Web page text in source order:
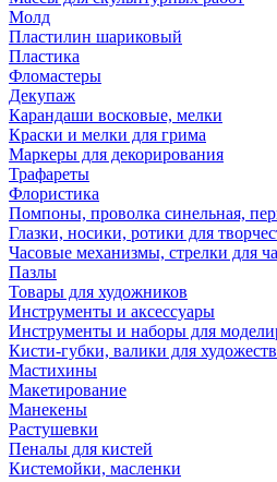
Молд
Пластилин шариковый
Пластика
Фломастеры
Декупаж
Карандаши восковые, мелки
Краски и мелки для грима
Маркеры для декорирования
Трафареты
Флористика
Помпоны, проволка синельная,
Глазки, носики, ротики для
Часовые механизмы, стрелки для
Пазлы
Товары для художников
Инструменты и аксессуары
Инструменты и наборы для
Кисти-губки, валики для
Мастихины
Макетирование
Манекены
Растушевки
Пеналы для кистей
Кистемойки, масленки